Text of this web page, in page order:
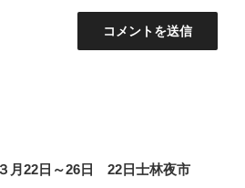
月22日～26日 22日士林夜市